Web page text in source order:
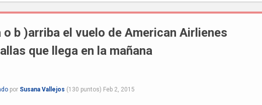
o b )arriba el vuelo de American Airlienes
que llega en la mañana
por Susana Vallejos (130 puntos) Feb 2, 2015